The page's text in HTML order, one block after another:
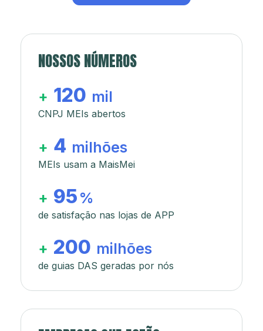
NOSSOS NÚMEROS
+ 120 mil
CNPJ MEIs abertos
+ 4 milhões
MEIs usam a MaisMei
+ 95 %
de satisfação nas lojas de APP
+ 200 milhões
de guias DAS geradas por nós